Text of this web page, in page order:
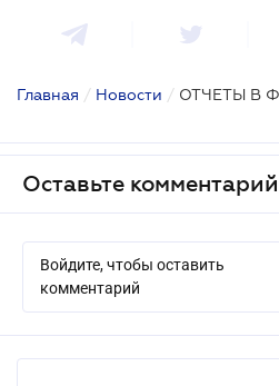
Главная / Новости / ОТЧЕТЫ В
Оставьте комментарий
Войдите, чтобы оставить
комментарий